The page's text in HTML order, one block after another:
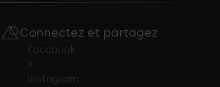
Connectez et partagez
Facebook
X
Instagram